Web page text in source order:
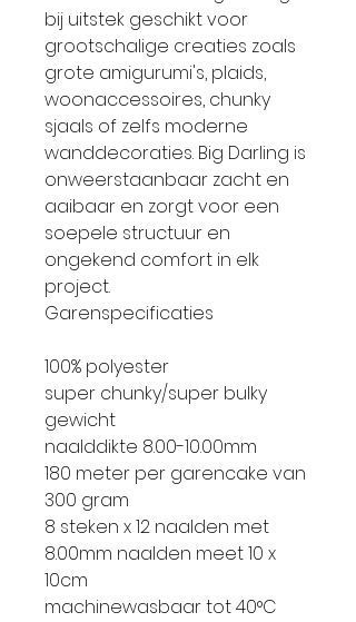
bij uitstek geschikt voor
grootschalige creaties zoals
grote amigurumi's, plaids,
woonaccessoires, chunky
sjaals of zelfs moderne
wanddecoraties. Big Darling is
onweerstaanbaar zacht en
aaibaar en zorgt voor een
soepele structuur en
ongekend comfort in elk
project.
Garenspecificaties
100% polyester
super chunky/super bulky
gewicht
naalddikte 8.00-10.00mm
180 meter per garencake van
300 gram
8 steken x 12 naalden met
8.00mm naalden meet 10 x
10cm
machinewasbaar tot 40°C